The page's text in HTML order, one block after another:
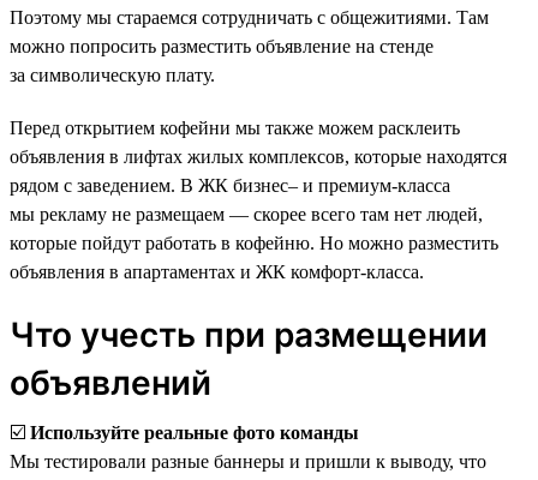
Поэтому мы стараемся сотрудничать с общежитиями. Там
можно попросить разместить объявление на стенде
за символическую плату.
Перед открытием кофейни мы также можем расклеить
объявления в лифтах жилых комплексов, которые находятся
рядом с заведением. В ЖК бизнес‒ и премиум-класса
мы рекламу не размещаем — скорее всего там нет людей,
которые пойдут работать в кофейню. Но можно разместить
объявления в апартаментах и ЖК комфорт-класса.
Что учесть при размещении
объявлений
☑️️ Используйте реальные фото команды
Мы тестировали разные баннеры и пришли к выводу, что